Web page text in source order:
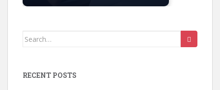
Search
RECENT POSTS